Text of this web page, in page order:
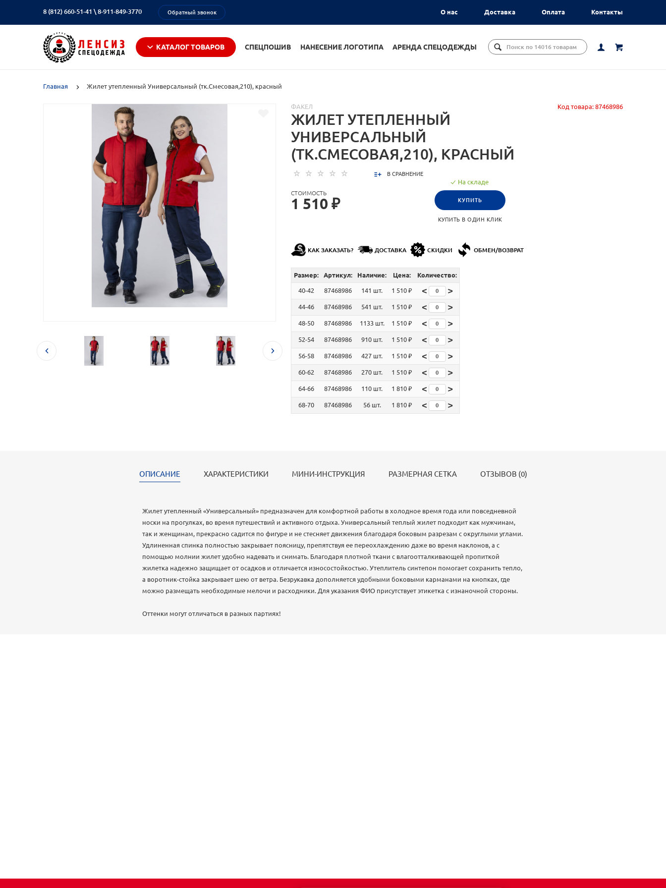
8 (812) 660-51-41 \ 8-911-849-3770 Обратный звонок О нас Доставка Оплата Контакты
КАТАЛОГ ТОВАРОВ СПЕЦПОШИВ НАНЕСЕНИЕ ЛОГОТИПА АРЕНДА СПЕЦОДЕЖДЫ
Главная Жилет утепленный Универсальный (тк.Смесовая,210), красный
Код товара: 87468986
ФАКЕЛ
ЖИЛЕТ УТЕПЛЕННЫЙ
УНИВЕРСАЛЬНЫЙ
(ТК.СМЕСОВАЯ,210), КРАСНЫЙ
В СРАВНЕНИЕ
СТОИМОСТЬ
1 510 ₽
На складе
КУПИТЬ
КУПИТЬ В ОДИН КЛИК
КАК ЗАКАЗАТЬ? ДОСТАВКА СКИДКИ ОБМЕН/ВОЗВРАТ
Размер: Артикул: Наличие: Цена: Количество:
40-42 87468986 141 шт. 1 510 ₽ < >
44-46 87468986 541 шт. 1 510 ₽ < >
48-50 87468986 1133 шт. 1 510 ₽ < >
52-54 87468986 910 шт. 1 510 ₽ < >
56-58 87468986 427 шт. 1 510 ₽ < >
60-62 87468986 270 шт. 1 510 ₽ < >
64-66 87468986 110 шт. 1 810 ₽ < >
68-70 87468986 56 шт. 1 810 ₽ < >
ОПИСАНИЕ ХАРАКТЕРИСТИКИ МИНИ-ИНСТРУКЦИЯ РАЗМЕРНАЯ СЕТКА ОТЗЫВОВ (0)
Жилет утепленный «Универсальный» предназначен для комфортной работы в холодное время года или повседневной
носки на прогулках, во время путешествий и активного отдыха. Универсальный теплый жилет подходит как мужчинам,
так и женщинам, прекрасно садится по фигуре и не стесняет движения благодаря боковым разрезам с округлыми углами.
Удлиненная спинка полностью закрывает поясницу, препятствуя ее переохлаждению даже во время наклонов, а с
помощью молнии жилет удобно надевать и снимать. Благодаря плотной ткани с влагоотталкивающей пропиткой
жилетка надежно защищает от осадков и отличается износостойкостью. Утеплитель синтепон помогает сохранить тепло,
а воротник-стойка закрывает шею от ветра. Безрукавка дополняется удобными боковыми карманами на кнопках, где
можно размещать необходимые мелочи и расходники. Для указания ФИО присутствует этикетка с изнаночной стороны.
Оттенки могут отличаться в разных партиях!